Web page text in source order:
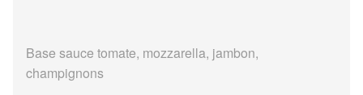
Base sauce tomate, mozzarella, jambon,
champignons